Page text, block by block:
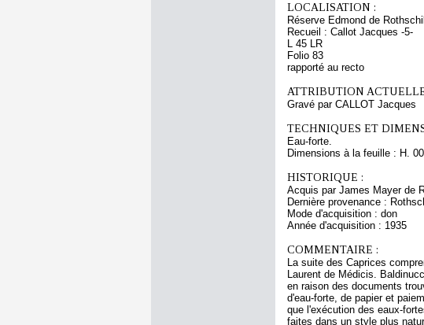
LOCALISATION :
Réserve Edmond de
Recueil : Callot Jacques -5-
L 45 LR
Folio 83
rapporté au recto
ATTRIBUTION
Gravé par CALLOT Jacques
TECHNIQUES ET
Eau-forte.
Dimensions à la feuille : H.
HISTORIQUE :
Acquis par James Mayer de
Dernière provenance :
Mode d'acquisition : don
Année d'acquisition : 1935
COMMENTAIRE :
La suite des Caprices
Laurent de Médicis.
en raison des documents
d'eau-forte, de papier et
que l'exécution des eaux-
faites dans un style plus